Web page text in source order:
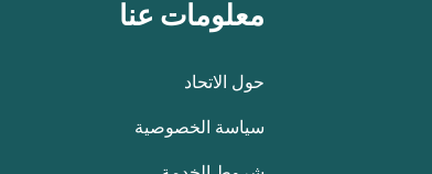
معلومات عنا
حول الاتحاد
سياسة الخصوصية